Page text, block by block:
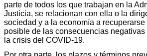
parte de todos los que trabajan en la
Justicia, se relacionan con ella o la
sociedad y a la economía a
posible de las consecuencias
la crisis del COVID-19.